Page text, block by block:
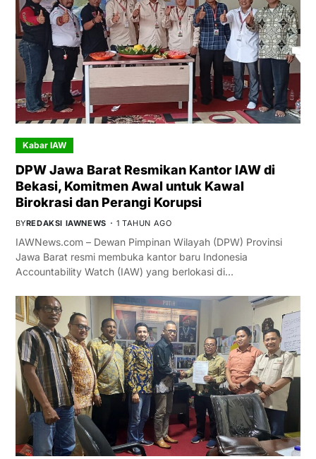
Kabar IAW
DPW Jawa Barat Resmikan Kantor IAW di
Bekasi, Komitmen Awal untuk Kawal
Birokrasi dan Perangi Korupsi
BYREDAKSI IAWNEWS 1 TAHUN AGO
IAWNews.com – Dewan Pimpinan Wilayah (DPW) Provinsi
Jawa Barat resmi membuka kantor baru Indonesia
Accountability Watch (IAW) yang berlokasi di…